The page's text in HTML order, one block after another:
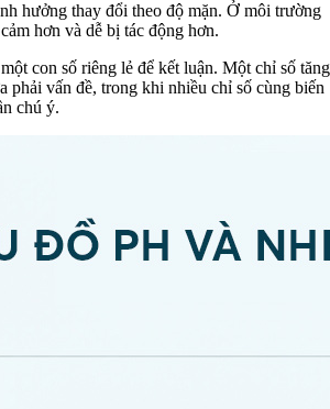
hưởng thay đổi theo độ mặn. Ở môi trường
hơn và dễ bị tác động hơn.
con số riêng lẻ để kết luận. Một chỉ số tăng
phải vấn đề, trong khi nhiều chỉ số cùng biến
chú ý.